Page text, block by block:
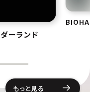
ーランド
もっと見る